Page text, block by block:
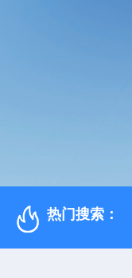
热门搜索：